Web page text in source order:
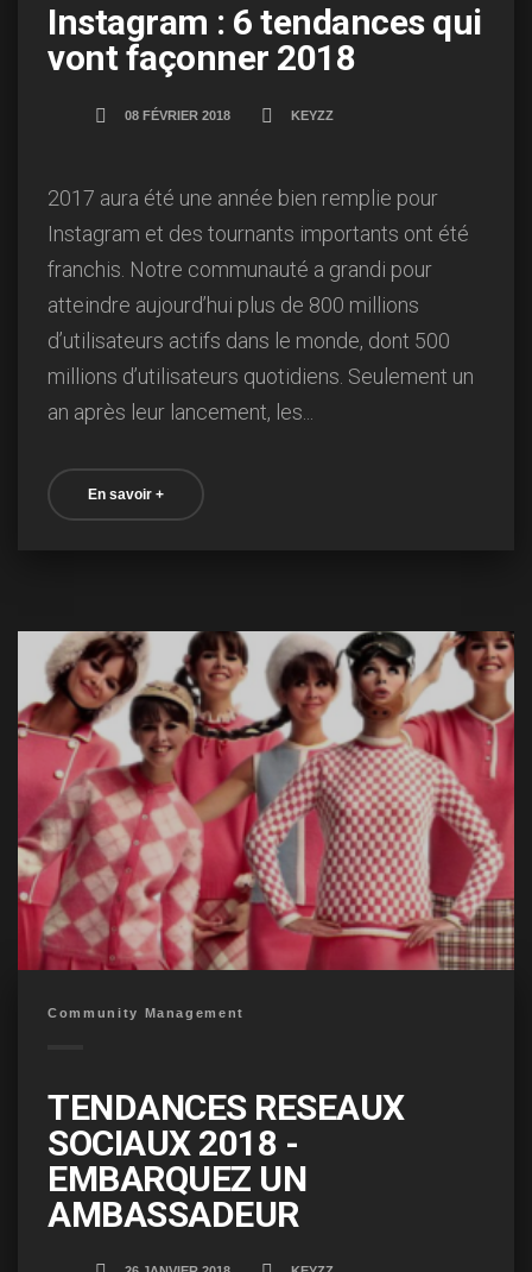
Instagram : 6 tendances qui
vont façonner 2018
08 FÉVRIER 2018 KEYZZ
2017 aura été une année bien remplie pour
Instagram et des tournants importants ont été
franchis. Notre communauté a grandi pour
atteindre aujourd’hui plus de 800 millions
d’utilisateurs actifs dans le monde, dont 500
millions d’utilisateurs quotidiens. Seulement un
an après leur lancement, les...
En savoir +
Community Management
TENDANCES RESEAUX
SOCIAUX 2018 -
EMBARQUEZ UN
AMBASSADEUR